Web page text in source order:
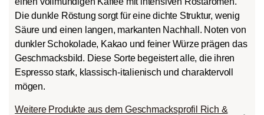
Die dunkle Röstung sorgt für eine dichte Struktur, wenig
Säure und einen langen, markanten Nachhall. Noten von
dunkler Schokolade, Kakao und feiner Würze prägen das
Geschmacksbild. Diese Sorte begeistert alle, die ihren
Espresso stark, klassisch-italienisch und charaktervoll
mögen.
Weitere Produkte aus dem Geschmacksprofil Rich &